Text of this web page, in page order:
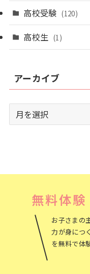
高校受験 (120)
高校生 (1)
アーカイブ
ー
無料体
お子さまの
力が身につ
を無料で体